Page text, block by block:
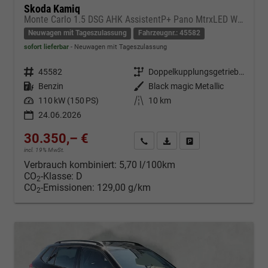
Skoda Kamiq
Monte Carlo 1.5 DSG AHK AssistentP+ Pano MtrxLED Winter-Premium SafetyP
Neuwagen mit Tageszulassung Fahrzeugnr.: 45582
sofort lieferbar Neuwagen mit Tageszulassung
Fahrzeugnr. 45582 Getriebe
Doppelkupplungsgetriebe (DSG)
Kraftstoff Benzin Außenfarbe
Black magic Metallic
Leistung 110 kW (150 PS) Kilometerstand
10 km
24.06.2026
30.350,– €
incl. 19% MwSt.
Kontakt & Angebot anfordern
PDF-Datei, Fahrzeugexposé
Verbrauch kombiniert: 5,70 l/100km
CO2-Klasse: D
CO2-Emissionen: 129,00 g/km